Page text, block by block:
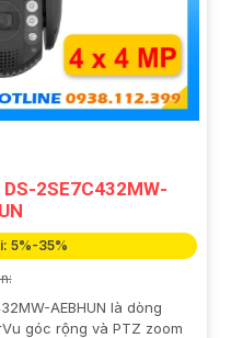
DS-2SE7C432MW-
5%-35%
AEBHUN là dòng
góc rộng và PTZ zoom